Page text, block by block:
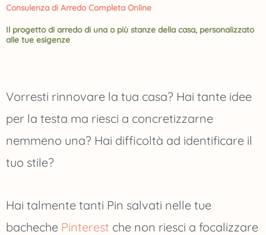
Consulenza di Arredo Completa Online
Il progetto di arredo di una o più stanze della casa, personalizzato
alle tue esigenze
Vorresti rinnovare la tua casa? Hai tante idee
per la testa ma riesci a concretizzarne
nemmeno una? Hai difficoltà ad identificare il
tuo stile?
Hai talmente tanti Pin salvati nelle tue
bacheche Pinterest che non riesci a focalizzare